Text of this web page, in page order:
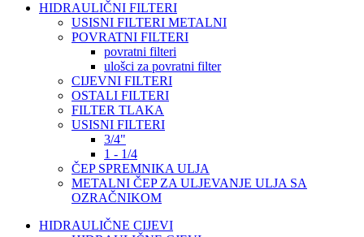
HIDRAULIČNI FILTERI
USISNI FILTERI METALNI
POVRATNI FILTERI
povratni filteri
ulošci za povratni filter
CIJEVNI FILTERI
OSTALI FILTERI
FILTER TLAKA
USISNI FILTERI
3/4"
1 - 1/4
ČEP SPREMNIKA ULJA
METALNI ČEP ZA ULJEVANJE ULJA SA
OZRAČNIKOM
HIDRAULIČNE CIJEVI